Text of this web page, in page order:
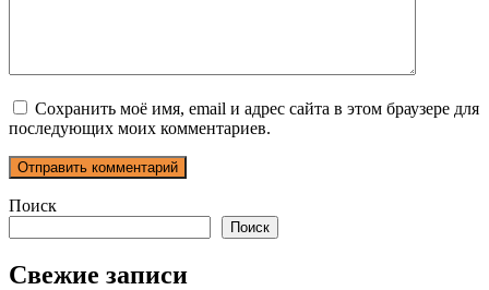
Сохранить моё имя, email и адрес сайта в этом браузере для
последующих моих комментариев.
Поиск
Поиск
Свежие записи